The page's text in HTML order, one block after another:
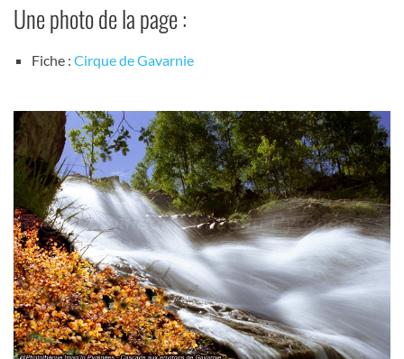
Une photo de la page :
Fiche : Cirque de Gavarnie